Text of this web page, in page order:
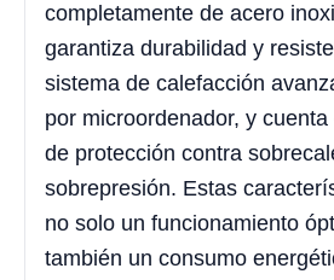
completamente de acero
garantiza durabilidad y
sistema de calefacción
por microordenador, y
de protección contra
sobrepresión. Estas
no solo un funcionamiento
también un consumo